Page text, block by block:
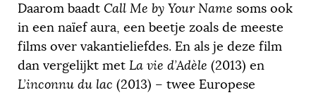
Daarom baadt Call Me by Your Name soms ook
in een naïef aura, een beetje zoals de meeste
films over vakantieliefdes. En als je deze film
dan vergelijkt met La vie d’Adèle (2013) en
L’inconnu du lac (2013) – twee Europese